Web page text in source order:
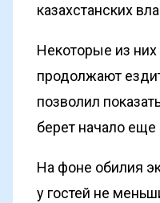
казахстанских
Некоторые из
продолжают
позволил
берет начало
На фоне обилия
у гостей не